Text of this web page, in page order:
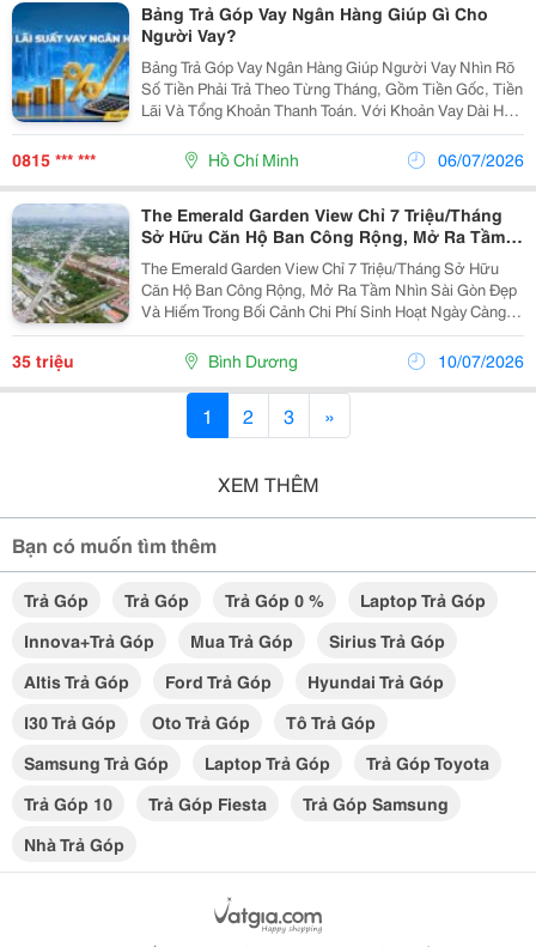
Bảng Trả Góp Vay Ngân Hàng Giúp Gì Cho
Người Vay?
Bảng Trả Góp Vay Ngân Hàng Giúp Người Vay Nhìn Rõ
Số Tiền Phải Trả Theo Từng Tháng, Gồm Tiền Gốc, Tiền
Lãi Và Tổng Khoản Thanh Toán. Với Khoản Vay Dài Hạn
Như Vay Mua Nhà Hoặc Vay Kinh Doanh, Bảng Trả Góp
Rất Quan Trọng Vì Người Vay Có Thể Thấy...
0815 *** *** Hồ Chí Minh 06/07/2026
The Emerald Garden View Chỉ 7 Triệu/Tháng
Sở Hữu Căn Hộ Ban Công Rộng, Mở Ra Tầm
Nhìn Sài Gòn Đẹp Và Hiếm
The Emerald Garden View Chỉ 7 Triệu/Tháng Sở Hữu
Căn Hộ Ban Công Rộng, Mở Ra Tầm Nhìn Sài Gòn Đẹp
Và Hiếm Trong Bối Cảnh Chi Phí Sinh Hoạt Ngày Càng
Tăng, Việc Lựa Chọn Một Căn Nhà Giá Vừa Phải
&Ndash; Trả Góp Nhẹ &Ndash; Ở Được Lâu Dài Là Ưu
35 triệu Bình Dương 10/07/2026
1 2 3 »
XEM THÊM
Bạn có muốn tìm thêm
Trả Góp Trả Góp Trả Góp 0 %
Laptop Trả Góp
Innova+trả Góp
Mua Trả Góp
Sirius Trả Góp
Altis Trả Góp
Ford Trả Góp
Hyundai Trả Góp
I30 Trả Góp
Oto Trả Góp
Tô Trả Góp
Samsung Trả Góp
Laptop Trả Góp
Trả Góp Toyota
Trả Góp 10
Trả Góp Fiesta
Trả Góp Samsung
Nhà Trả Góp